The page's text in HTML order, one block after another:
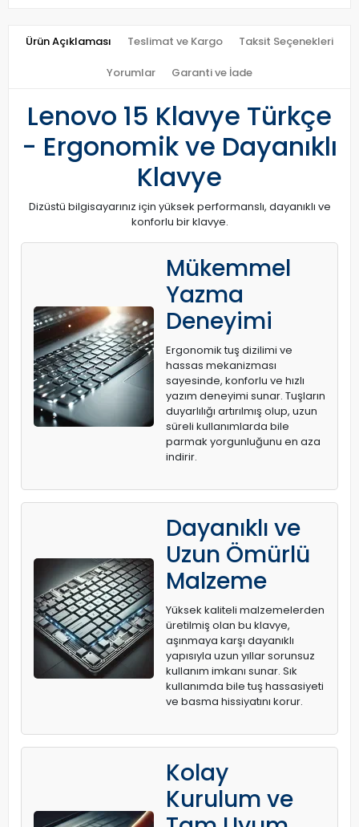
Ürün Açıklaması Teslimat ve Kargo Taksit Seçenekleri
Yorumlar Garanti ve İade
Lenovo 15 Klavye Türkçe
- Ergonomik ve Dayanıklı
Klavye
Dizüstü bilgisayarınız için yüksek performanslı, dayanıklı ve
konforlu bir klavye.
Mükemmel
Yazma
Deneyimi
Ergonomik tuş dizilimi ve
hassas mekanizması
sayesinde, konforlu ve hızlı
yazım deneyimi sunar. Tuşların
duyarlılığı artırılmış olup, uzun
süreli kullanımlarda bile
parmak yorgunluğunu en aza
indirir.
Dayanıklı ve
Uzun Ömürlü
Malzeme
Yüksek kaliteli malzemelerden
üretilmiş olan bu klavye,
aşınmaya karşı dayanıklı
yapısıyla uzun yıllar sorunsuz
kullanım imkanı sunar. Sık
kullanımda bile tuş hassasiyeti
ve basma hissiyatını korur.
Kolay
Kurulum ve